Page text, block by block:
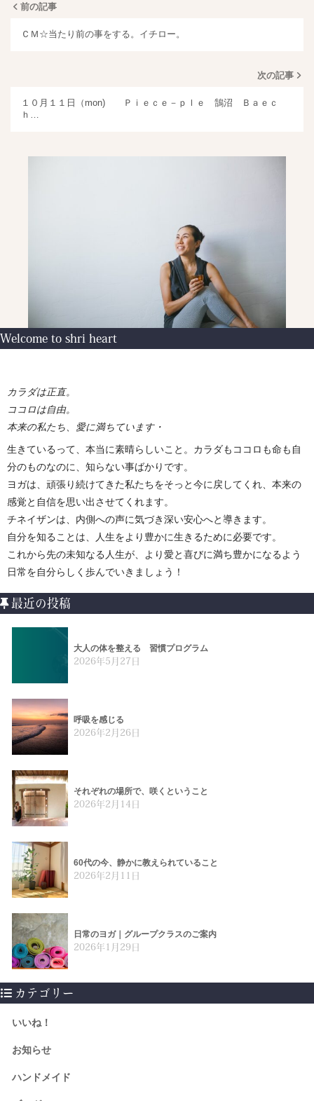
前の記事
ＣＭ☆当たり前の事をする。イチロー。
次の記事
１０月１１日（mon) Ｐｉｅｃｅ－ｐｌｅ 鵠沼 Ｂａｅｃ
ｈ…
Welcome to shri heart
カラダは正直。
ココロは自由。
本来の私たち、愛に満ちています・
生きているって、本当に素晴らしいこと。カラダもココロも命も自
分のものなのに、知らない事ばかりです。
ヨガは、頑張り続けてきた私たちをそっと今に戻してくれ、本来の
感覚と自信を思い出させてくれます。
チネイザンは、内側への声に気づき深い安心へと導きます。
自分を知ることは、人生をより豊かに生きるために必要です。
これから先の未知なる人生が、より愛と喜びに満ち豊かになるよう
日常を自分らしく歩んでいきましょう！
最近の投稿
大人の体を整える 習慣プログラム
2026年5月27日
呼吸を感じる
2026年2月26日
それぞれの場所で、咲くということ
2026年2月14日
60代の今、静かに教えられていること
2026年2月11日
日常のヨガ｜グループクラスのご案内
2026年1月29日
カテゴリー
いいね！
お知らせ
ハンドメイド